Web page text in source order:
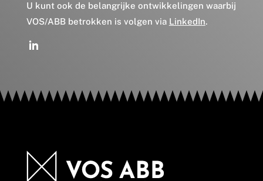
U kunt ook de belangrijke ontwikkelingen waarbij
VOS/ABB betrokken is volgen via LinkedIn.